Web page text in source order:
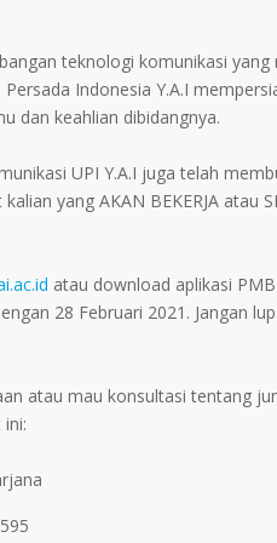
teknologi komunikasi
Indonesia Y.A.I
dan keahlian dibidangnya.
UPI Y.A.I juga telah
yang AKAN BEKERJA atau
atau download aplikasi
28 Februari 2021. Jangan
atau mau konsultasi tentang